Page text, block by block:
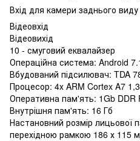
Вхід для камери заднього виду
Відеовхід
Відеовихід
10 - смуговий еквалайзер
Операційна система: Android
Вбудований підсилювач: TDA
Процесор: 4x ARM Cortex A7
Оперативна пам'ять: 1Gb DDR
Внутрішня пам'ять: 16 Гб
Настановний розмір лицьової
перехідною рамкою 186 х 115